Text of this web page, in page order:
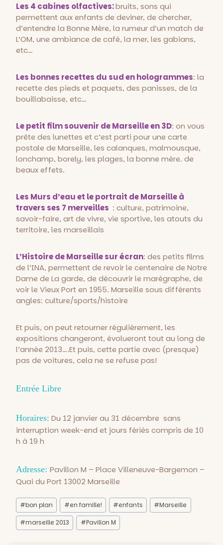
Les 4 cabines olfactives:bruits, sons qui
permettent aux enfants de deviner, de chercher,
d’entendre la Bonne Mère, la rumeur d’un match de
L’OM, une ambiance de café, la mer, les gabians,
etc…
Les bonnes recettes du sud en hologrammes: la
recette des pieds et paquets, des panisses, de la
bouillabaisse, etc…
Le petit film souvenir de Marseille en 3D: on vous
prête des lunettes et c’est parti pour une carte
postale de Marseille, les calanques, malmousque,
lonchamp, borely, les plages, la bonne mère. de
beaux effets.
Les Murs d’eau et le portrait de Marseille à
travers ses 7 merveilles : culture, patrimoine,
savoir-faire, art de vivre, vie sportive, les atouts du
territoire, les marseillais
L’Histoire de Marseille sur écran: des petits films
de l’INA, permettent de revoir le centenaire de Notre
Dame de La garde, de découvrir le marégraphe, de
voir le Vieux Port en 1955. Marseille sous différents
angles: culture/sports/histoire
Et puis, on peut retourner régulièrement, les
expositions changeront, évolueront tout au long de
l’année 2013….Et puis, cette partie avec (presque)
pas de voitures, cela ne se refuse pas!
Entrée Libre
Horaires: Du 12 janvier au 31 décembre sans
interruption week-end et jours fériés compris de 10
h à 19 h
Adresse: Pavillon M – Place Villeneuve-Bargemon –
Quai du Port 13002 Marseille
Étiquettes
de
la
publication :
#bon plan #en famille! #enfants #Marseille
#marseille 2013 #Pavillon M